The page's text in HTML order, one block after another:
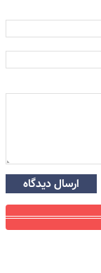
ارسال دیدگاه